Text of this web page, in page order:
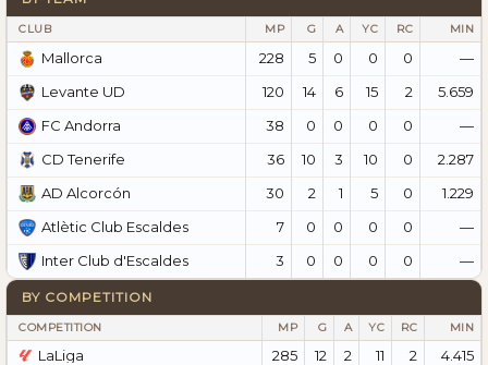
CLUB MP G A YC RC MIN
Mallorca 228 5 0 0 0
—
Levante UD
120 14 6 15 2
5.659
FC Andorra
38 0 0 0 0
—
CD Tenerife
36 10 3 10 0
2.287
AD Alcorcón
30 2 1 5 0
1.229
Atlètic Club Escaldes
7 0 0 0 0
—
Inter Club d'Escaldes
3 0 0 0 0 —
BY COMPETITION
COMPETITION MP G A YC RC MIN
LaLiga 285 12 2 11 2
4.415